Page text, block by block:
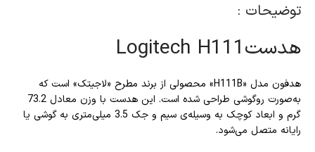
توضیحات :
هدستLogitech H111
هدفون مدل «H111B» محصولی از برند مطرح «لاجیتک» است که
به‌صورت روگوشی طراحی شده است. این هدست با وزن معادل 73.2
گرم و ابعاد کوچک به وسیله‌ی سیم و جک 3.5 میلی‌متری به گوشی یا
رایانه متصل می‌شود.